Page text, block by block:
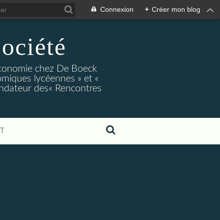
Connexion + Créer mon blog
chez De Boeck
lycéennes » et «
des« Rencontres